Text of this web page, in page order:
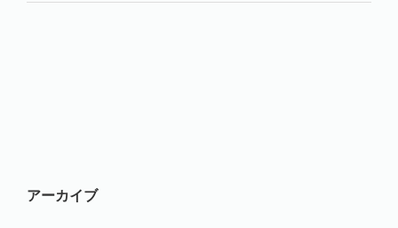
アーカイブ